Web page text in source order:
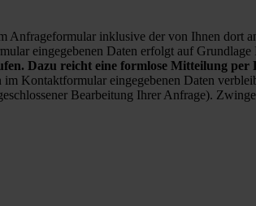
inklusive der von Ihnen dort
eingegebenen Daten erfolgt auf
Dazu reicht eine formlose Mitteilung per
Kontaktformular eingegebenen Daten
Bearbeitung Ihrer Anfrage).